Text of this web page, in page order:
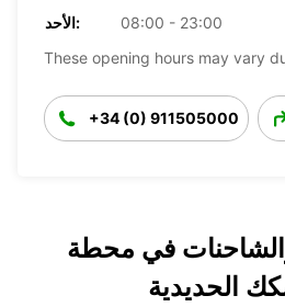
الأحد:
08:00 - 23:00
These opening hours may vary
+34 (0) 911505000
في محطة
الحديدية